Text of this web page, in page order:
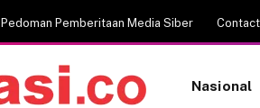
Pedoman Pemberitaan Media Siber Contact
Nasional